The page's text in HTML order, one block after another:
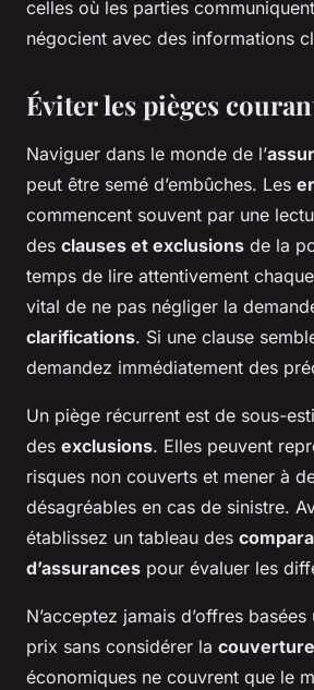
celles où les parties
négocient avec des informations
Éviter les pièges
Naviguer dans le monde de l’
peut être semé d’embûches. Les
commencent souvent par une
des clauses et exclusions de la
temps de lire attentivement
vital de ne pas négliger la
clarifications. Si une clause
demandez immédiatement des
Un piège récurrent est de sous-
des exclusions. Elles peuvent
risques non couverts et mener à
désagréables en cas de sinistre.
établissez un tableau des
d’assurances pour évaluer les
N’acceptez jamais d’offres
prix sans considérer la
économiques ne couvrent que le